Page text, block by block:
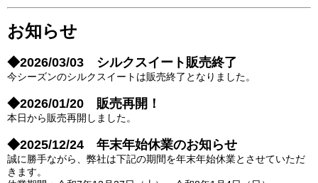
お知らせ
◆2026/03/03 シルクスイート販売終了
今シーズンのシルクスイートは販売終了となりました。
◆2026/01/20 販売再開！
本日から販売再開しました。
◆2025/12/24 年末年始休業のお知らせ
誠に勝手ながら、弊社は下記の期間を年末年始休業とさせていただ
きます。